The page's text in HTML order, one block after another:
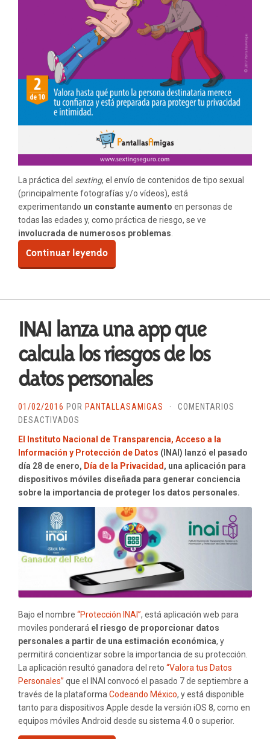
La práctica del sexting, el envío de contenidos de tipo sexual
(principalmente fotografías y/o vídeos), está
experimentando un constante aumento en personas de
todas las edades y, como práctica de riesgo, se ve
involucrada de numerosos problemas
Continuar leyendo
INAI lanza una app que
calcula los riesgos de los
datos personales
01/02/2016 POR PANTALLASAMIGAS ·
COMENTARIOS
DESACTIVADOS
APP
RIESGOS
LOS
DATOS
PERSONALES
El Instituto Nacional de Transparencia, Acceso a la
Información y Protección de Datos (INAI) lanzó el pasado
día 28 de enero, Día de la Privacidad , una aplicación para
dispositivos móviles diseñada para generar conciencia
sobre la importancia de proteger los datos personales.
Bajo el nombre “Protección INAI”, está aplicación web para
moviles ponderará el riesgo de proporcionar datos
personales a partir de una estimación económica, y
permitirá concientizar sobre la importancia de su protección.
La aplicación resultó ganadora del reto “Valora tus Datos
Personales” que el INAI convocó el pasado 7 de septiembre a
través de la plataforma Codeando México, y está disponible
tanto para dispositivos Apple desde la versión iOS 8, como en
equipos móviles Android desde su sistema 4.0 o superior.